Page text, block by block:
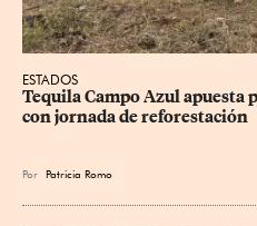
ESTADOS
Tequila Campo Azul apuesta
con jornada de reforestación
Por Patricia Romo